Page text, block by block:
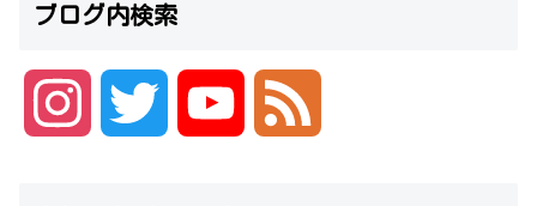
ブログ内検索